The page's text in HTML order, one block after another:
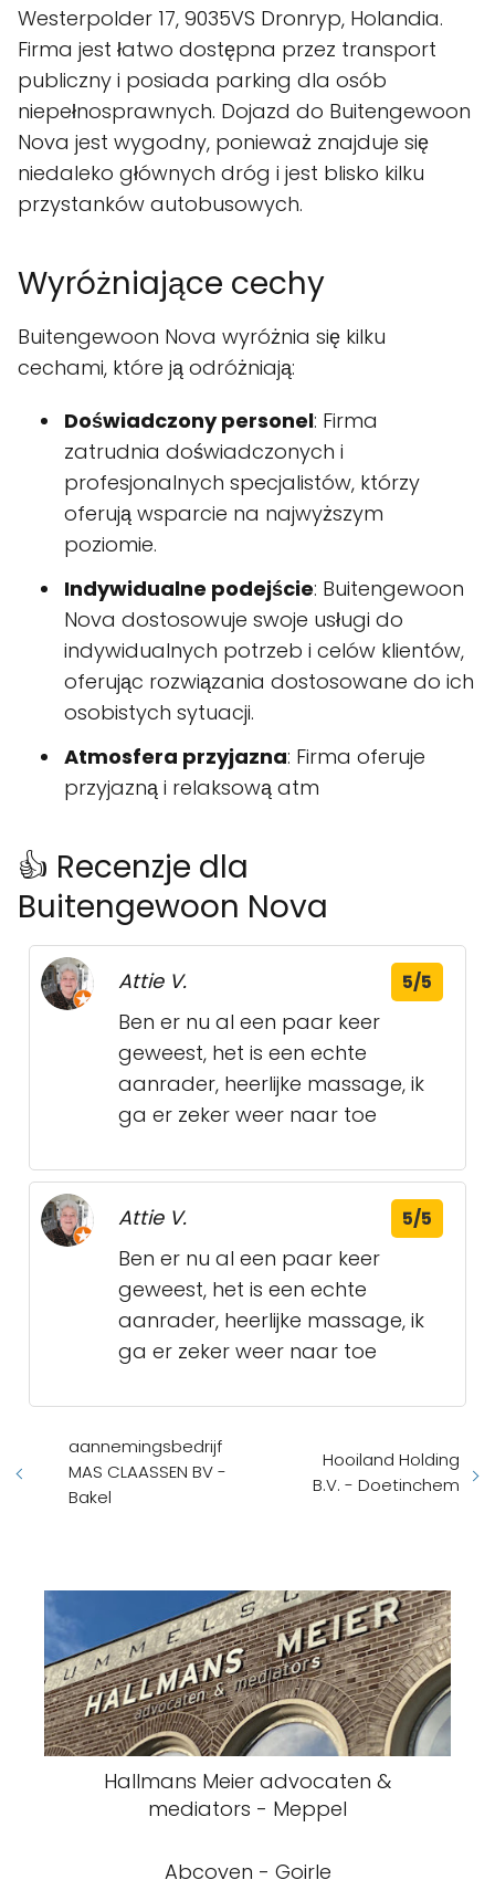
Westerpolder 17, 9035VS Dronryp, Holandia.
Firma jest łatwo dostępna przez transport
publiczny i posiada parking dla osób
niepełnosprawnych. Dojazd do Buitengewoon
Nova jest wygodny, ponieważ znajduje się
niedaleko głównych dróg i jest blisko kilku
przystanków autobusowych.
Wyróżniające cechy
Buitengewoon Nova wyróżnia się kilku
cechami, które ją odróżniają:
Doświadczony personel: Firma
zatrudnia doświadczonych i
profesjonalnych specjalistów, którzy
oferują wsparcie na najwyższym
poziomie.
Indywidualne podejście: Buitengewoon
Nova dostosowuje swoje usługi do
indywidualnych potrzeb i celów klientów,
oferując rozwiązania dostosowane do ich
osobistych sytuacji.
Atmosfera przyjazna: Firma oferuje
przyjazną i relaksową atm
👍 Recenzje dla
Buitengewoon Nova
Attie V. 5/5
Ben er nu al een paar keer
geweest, het is een echte
aanrader, heerlijke massage, ik
ga er zeker weer naar toe
Attie V. 5/5
Ben er nu al een paar keer
geweest, het is een echte
aanrader, heerlijke massage, ik
ga er zeker weer naar toe
aannemingsbedrijf
MAS CLAASSEN BV -
Bakel
Hooiland Holding
B.V. - Doetinchem
Hallmans Meier advocaten &
mediators - Meppel
Abcoven - Goirle